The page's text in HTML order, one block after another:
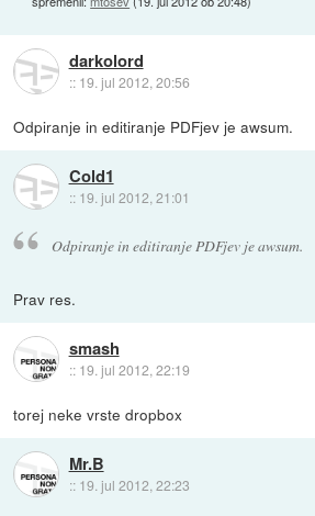
darkolord
:: 19. jul 2012, 20:56
Odpiranje in editiranje PDFjev je awsum.
Cold1
:: 19. jul 2012, 21:01
Odpiranje in editiranje PDFjev je awsum.
Prav res.
smash
:: 19. jul 2012, 22:19
torej neke vrste dropbox
Mr.B
:: 19. jul 2012, 22:23